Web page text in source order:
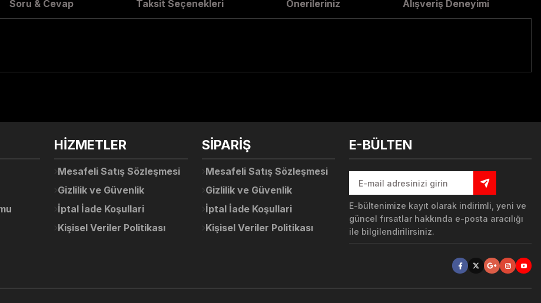
Soru & Cevap Taksit Seçenekleri Önerileriniz Alışveriş Deneyimi
Yorum Yaz
Deneyimini Paylaş
HİZMETLER
Mesafeli Satış Sözleşmesi
Gizlilik ve Güvenlik
İptal İade Koşullari
Kişisel Veriler Politikası
SİPARİŞ
Mesafeli Satış Sözleşmesi
Gizlilik ve Güvenlik
İptal İade Koşullari
Kişisel Veriler Politikası
E-BÜLTEN
E-bültenimize kayıt olarak indirimli, yeni ve
güncel fırsatlar hakkında e-posta aracılığı
ile bilgilendirilirsiniz.